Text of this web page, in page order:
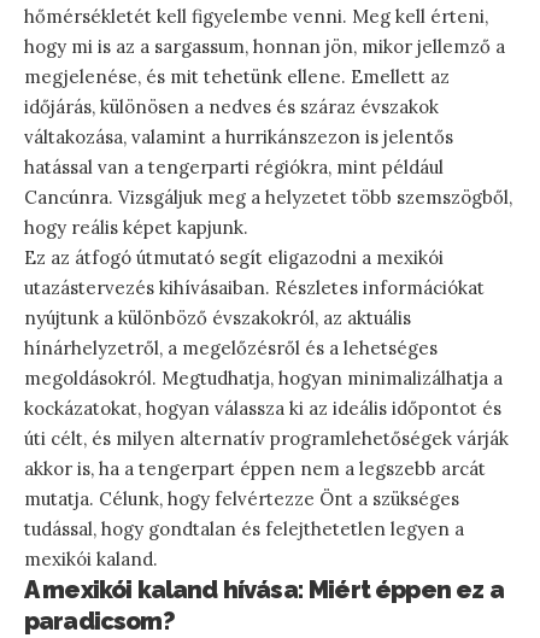
hőmérsékletét kell figyelembe venni. Meg kell érteni,
hogy mi is az a sargassum, honnan jön, mikor jellemző a
megjelenése, és mit tehetünk ellene. Emellett az
időjárás, különösen a nedves és száraz évszakok
váltakozása, valamint a hurrikánszezon is jelentős
hatással van a tengerparti régiókra, mint például
Cancúnra. Vizsgáljuk meg a helyzetet több szemszögből,
hogy reális képet kapjunk.
Ez az átfogó útmutató segít eligazodni a mexikói
utazástervezés kihívásaiban. Részletes információkat
nyújtunk a különböző évszakokról, az aktuális
hínárhelyzetről, a megelőzésről és a lehetséges
megoldásokról. Megtudhatja, hogyan minimalizálhatja a
kockázatokat, hogyan válassza ki az ideális időpontot és
úti célt, és milyen alternatív programlehetőségek várják
akkor is, ha a tengerpart éppen nem a legszebb arcát
mutatja. Célunk, hogy felvértezze Önt a szükséges
tudással, hogy gondtalan és felejthetetlen legyen a
mexikói kaland.
A mexikói kaland hívása: Miért éppen ez a
paradicsom?